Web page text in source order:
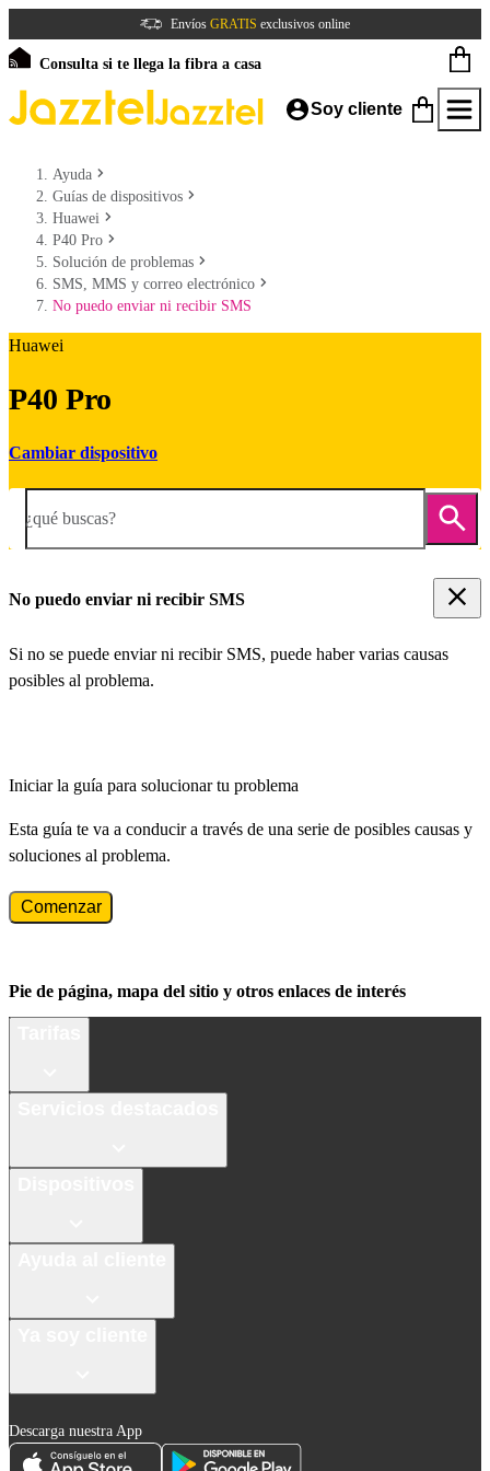
Envíos GRATIS exclusivos online
Consulta si te llega la fibra a casa
Soy cliente
Ayuda
Guías de dispositivos
Huawei
P40 Pro
Solución de problemas
SMS, MMS y correo electrónico
No puedo enviar ni recibir SMS
Huawei
P40 Pro
Cambiar dispositivo
¿qué buscas?
No puedo enviar ni recibir SMS
Si no se puede enviar ni recibir SMS, puede haber varias causas
posibles al problema.
Iniciar la guía para solucionar tu problema
Esta guía te va a conducir a través de una serie de posibles causas y
soluciones al problema.
Comenzar
Pie de página, mapa del sitio y otros enlaces de interés
Descarga nuestra App